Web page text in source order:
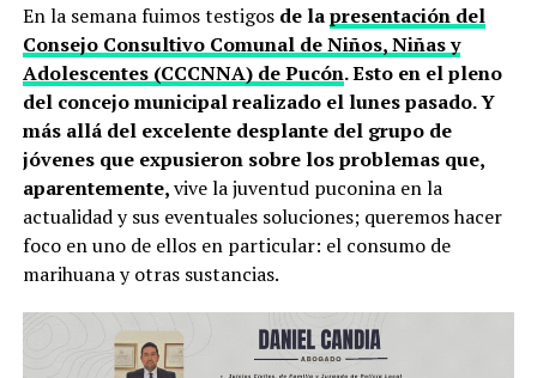
En la semana fuimos testigos de lapresentación del
Consejo Consultivo Comunal de Niños, Niñas y
Adolescentes (CCCNNA) de Pucón. Esto en el pleno
del concejo municipal realizado el lunes pasado. Y
más allá del excelente desplante del grupo de
jóvenes que expusieron sobre los problemas que,
aparentemente,vive la juventud puconina en la
actualidad y sus eventuales soluciones; queremos hacer
foco en uno de ellos en particular: el consumo de
marihuana y otras sustancias.